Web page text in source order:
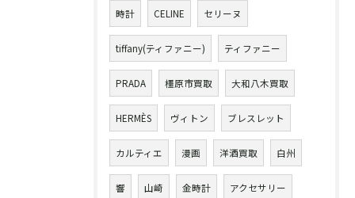
時計 CELINE セリーヌ
tiffany(ティファニー) ティファニー
PRADA 橿原市買取 大和八木買取
HERMÈS ヴィトン ブレスレット
カルティエ 漫画 洋酒買取 白州
響 山崎 金時計 アクセサリー